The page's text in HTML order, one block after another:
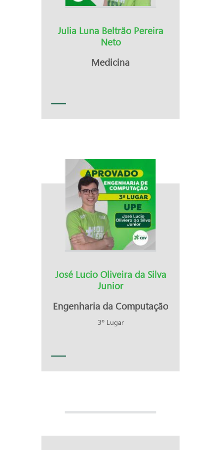
Julia Luna Beltrão Pereira
Neto
Medicina
José Lucio Oliveira da Silva
Junior
Engenharia da Computação
3º Lugar